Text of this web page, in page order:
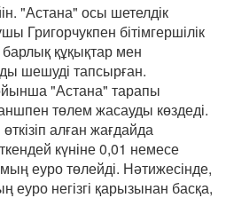
"Астана" осы шетелдік
Григорчукпен бітімгершілік
барлық құқықтар мен
шешуді тапсырған.
"Астана" тарапы
төлем жасауды көздеді.
алған жағдайда
күніне 0,01 немесе
еуро төлейді. Нәтижесінде,
еуро негізгі қарызынан басқа,